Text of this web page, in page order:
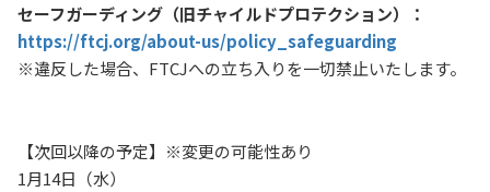
セーフガーディング（旧チャイルドプロテクション）：
https://ftcj.org/about-us/policy_safeguarding
※違反した場合、FTCJへの立ち入りを一切禁止いたします。
【次回以降の予定】※変更の可能性あり
1月14日（水）